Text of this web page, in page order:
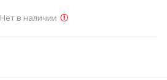
Нет в наличии